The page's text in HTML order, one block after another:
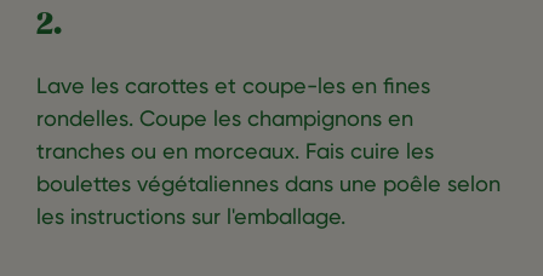
2.
Lave les carottes et coupe-les en fines
rondelles. Coupe les champignons en
tranches ou en morceaux. Fais cuire les
boulettes végétaliennes dans une poêle selon
les instructions sur l'emballage.